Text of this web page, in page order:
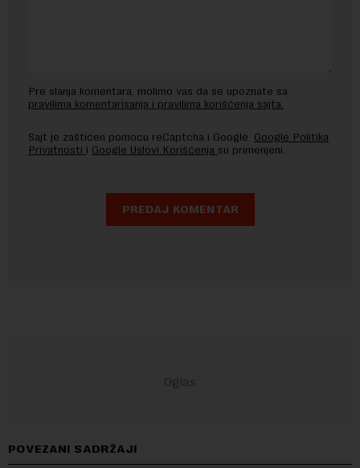
Pre slanja komentara, molimo vas da se upoznate sa
pravilima komentarisanja i pravilima korišćenja sajta.
Sajt je zaštićen pomocu reCaptcha i Google. Google Politika
Privatnosti i Google Uslovi Korišćenja su primenjeni.
POVEZANI SADRŽAJI